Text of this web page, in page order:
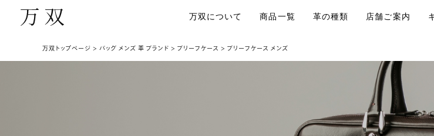
万双について 商品一覧 革の種類 店舗ご案内
万双トップページ バッグ メンズ 革 ブランド ブリーフケース ブリーフケース メンズ